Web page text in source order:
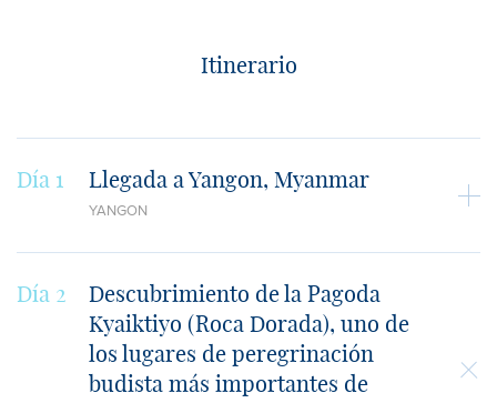
Itinerario
Día 1 Llegada a Yangon, Myanmar
YANGON
Día 2
Descubrimiento de la Pagoda
Kyaiktiyo (Roca Dorada), uno de
los lugares de peregrinación
budista más importantes de